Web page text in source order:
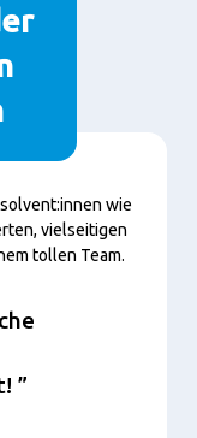
wie
vielseitigen
tollen Team.